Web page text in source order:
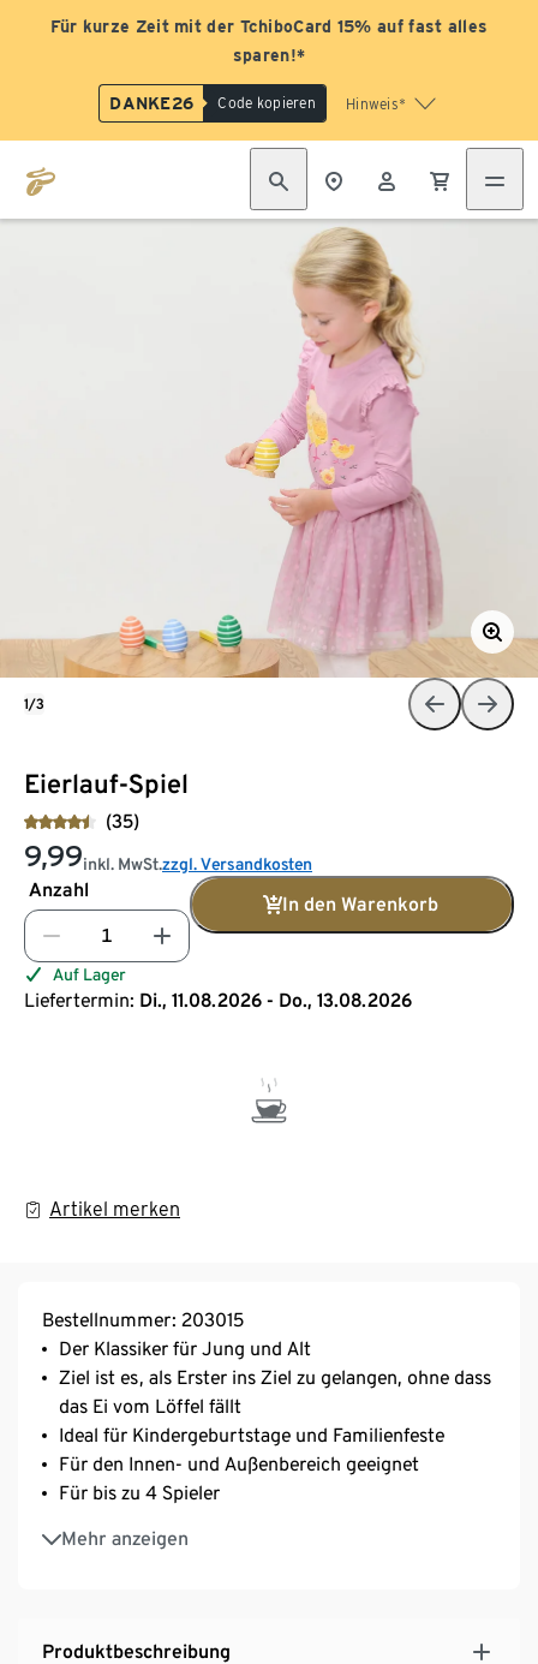
Für kurze Zeit mit der TchiboCard 15% auf fast alles
sparen!*
DANKE26 Code kopieren Hinweis*
Eierlauf-Spiel
(35)
9,99inkl. MwSt.zzgl. Versandkosten
Anzahl
In den Warenkorb
Auf Lager
Liefertermin: Di., 11.08.2026 - Do., 13.08.2026
Artikel merken
1/3
Bestellnummer: 203015
Der Klassiker für Jung und Alt
Ziel ist es, als Erster ins Ziel zu gelangen, ohne dass
das Ei vom Löffel fällt
Ideal für Kindergeburtstage und Familienfeste
Für den Innen- und Außenbereich geeignet
Für bis zu 4 Spieler
Mehr anzeigen
Aus Holz
Produktbeschreibung